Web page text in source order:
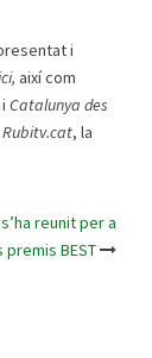
i
així com
i Catalunya des
Rubitv.cat, la
reunit per a
BEST